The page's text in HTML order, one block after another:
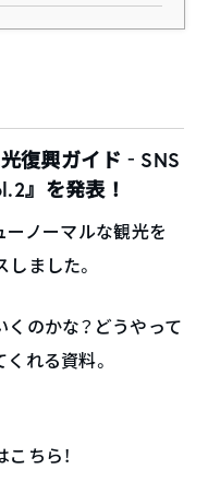
光復興ガイド‐SNS
』を発表！
ーノーマルな観光を
ました。
のかな？どうやって
れる資料。
こちら！